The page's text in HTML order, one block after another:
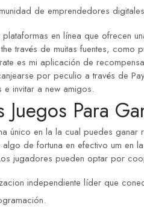
de emprendedores
plataformas en línea que ofrecen
través de muitas fuentes,
es mi aplicación de
por peculio a través de
invitar a new amigos.
Juegos Para
único en la la cual puedes
de fortuna en efectivo um en
jugadores pueden optar por
independiente líder que